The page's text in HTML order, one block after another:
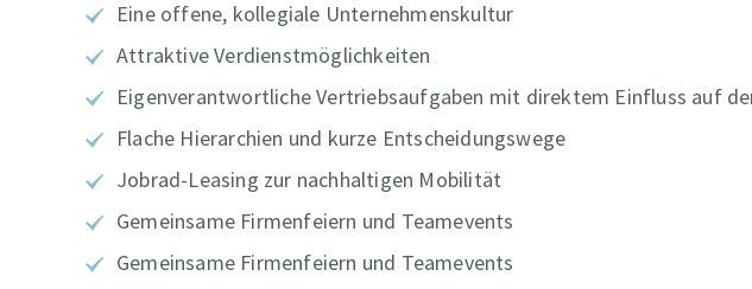
Eine offene, kollegiale Unternehmenskultur
Attraktive Verdienstmöglichkeiten
Eigenverantwortliche Vertriebsaufgaben mit direktem Einfluss auf
Flache Hierarchien und kurze Entscheidungswege
Jobrad-Leasing zur nachhaltigen Mobilität
Gemeinsame Firmenfeiern und Teamevents
Gemeinsame Firmenfeiern und Teamevents